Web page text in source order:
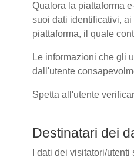
Qualora la piattaforma
suoi dati identificativi, ai
piattaforma, il quale
Le informazioni che gli
dall'utente
Spetta all'utente
Destinatari dei
I dati dei visitatori/